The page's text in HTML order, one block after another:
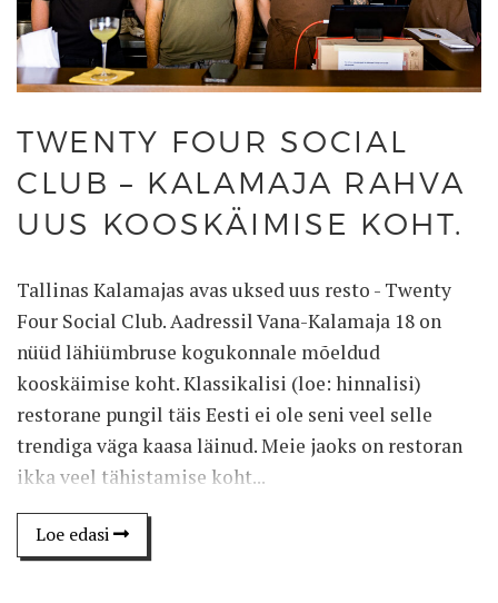
TWENTY FOUR SOCIAL
CLUB – KALAMAJA RAHVA
UUS KOOSKÄIMISE KOHT.
Tallinas Kalamajas avas uksed uus resto - Twenty
Four Social Club. Aadressil Vana-Kalamaja 18 on
nüüd lähiümbruse kogukonnale mõeldud
kooskäimise koht. Klassikalisi (loe: hinnalisi)
restorane pungil täis Eesti ei ole seni veel selle
trendiga väga kaasa läinud. Meie jaoks on restoran
ikka veel tähistamise koht...
Loe edasi